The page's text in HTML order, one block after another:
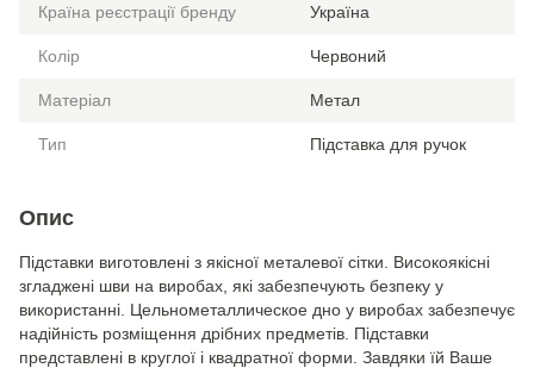
Країна реєстрації бренду Україна
Колір Червоний
Матеріал Метал
Тип Підставка для ручок
Опис
Підставки виготовлені з якісної металевої сітки. Високоякісні
згладжені шви на виробах, які забезпечують безпеку у
використанні. Цельнометаллическое дно у виробах забезпечує
надійність розміщення дрібних предметів. Підставки
представлені в круглої і квадратної форми. Завдяки їй Ваше